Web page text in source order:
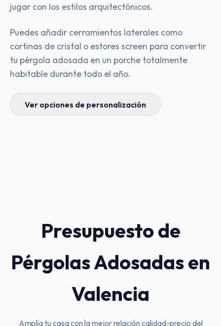
jugar con los estilos arquitectónicos.
Puedes añadir cerramientos laterales como
cortinas de cristal o estores screen para convertir
tu pérgola adosada en un porche totalmente
habitable durante todo el año.
Ver opciones de personalización
Presupuesto de
Pérgolas Adosadas en
Valencia
Amplía tu casa con la mejor relación calidad-precio del